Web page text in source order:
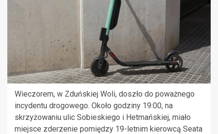
Wieczorem, w Zduńskiej Woli, doszło do poważnego
incydentu drogowego. Około godziny 19:00, na
skrzyżowaniu ulic Sobieskiego i Hetmańskiej, miało
miejsce zderzenie pomiędzy 19-letnim kierowcą Seata